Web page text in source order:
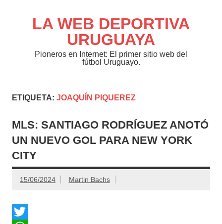
contenidoLA WEB DEPORTIVA
URUGUAYA
Pioneros en Internet: El primer sitio web del
fútbol Uruguayo.
ETIQUETA: JOAQUÍN PIQUEREZ
MLS: SANTIAGO RODRÍGUEZ ANOTÓ
UN NUEVO GOL PARA NEW YORK
CITY
15/06/2024 Martin Bachs